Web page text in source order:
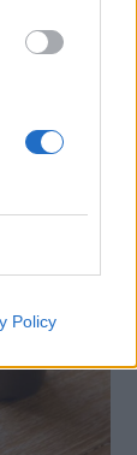
Policy